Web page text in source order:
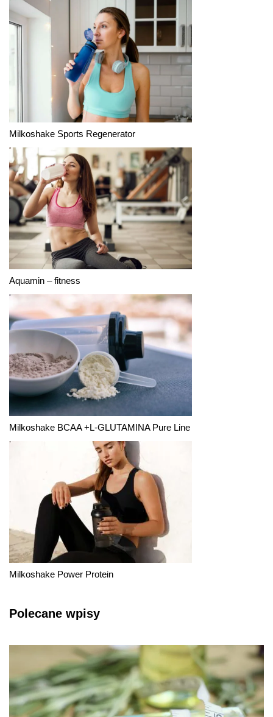
Milkoshake Sports Regenerator
Aquamin – fitness
Milkoshake BCAA +L-GLUTAMINA Pure Line
Milkoshake Power Protein
Polecane wpisy